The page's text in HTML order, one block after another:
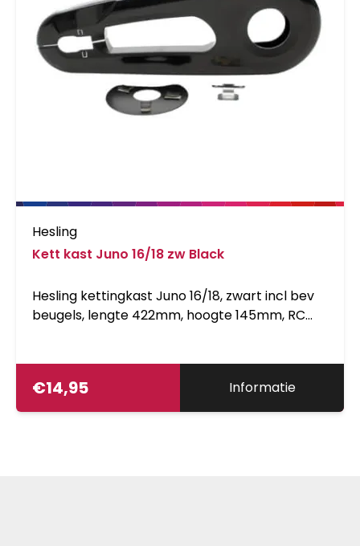
Hesling
Kett kast Juno 16/18 zw Black
Hesling kettingkast Juno 16/18, zwart incl bev
beugels, lengte 422mm, hoogte 145mm, RC
€14,95 Informatie